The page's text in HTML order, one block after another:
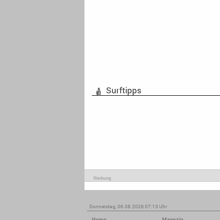
Surftipps
Werbung
Donnerstag, 06.08.2026 07:13 Uhr